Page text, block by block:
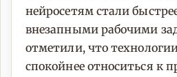
нейросетям стали
внезапными рабочими
отметили, что
спокойнее относиться к